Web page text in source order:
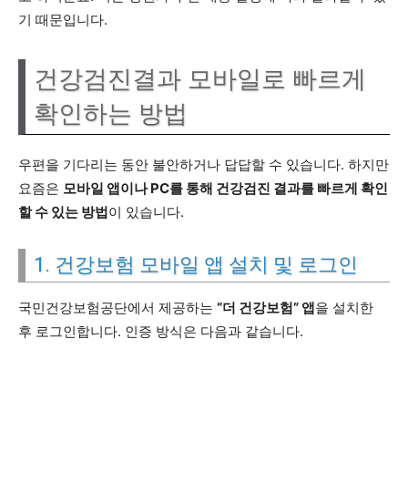
기 때문입니다.
건강검진결과 모바일로 빠르게
확인하는 방법
우편을 기다리는 동안 불안하거나 답답할 수 있습니다. 하지만
요즘은 모바일 앱이나 PC를 통해 건강검진 결과를 빠르게 확인
할 수 있는 방법이 있습니다.
1. 건강보험 모바일 앱 설치 및 로그인
국민건강보험공단에서 제공하는 “더 건강보험” 앱을 설치한
후 로그인합니다. 인증 방식은 다음과 같습니다.